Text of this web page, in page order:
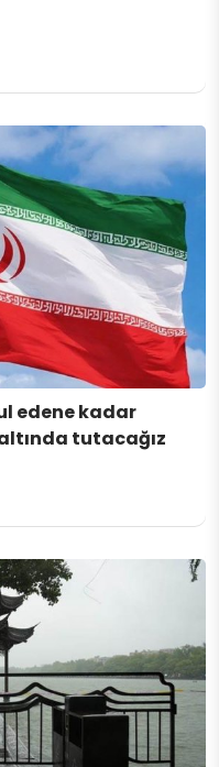
edene kadar
tutacağız